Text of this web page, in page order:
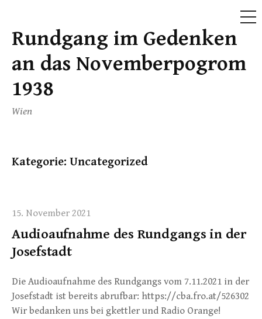
Skip
content
Rundgang im Gedenken
an das Novemberpogrom
1938
Wien
Kategorie: Uncategorized
15. November 2021
Audioaufnahme des Rundgangs in der
Josefstadt
Die Audioaufnahme des Rundgangs vom 7.11.2021 in der
Josefstadt ist bereits abrufbar: https://cba.fro.at/526302
Wir bedanken uns bei gkettler und Radio Orange!